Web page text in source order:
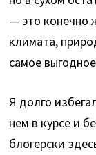
— это конечно
климата,
самое
Я долго
нем в курсе и
блогерски